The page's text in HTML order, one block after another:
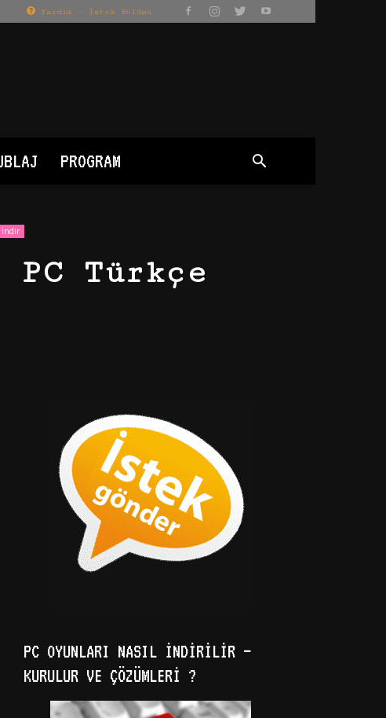
Yardım – İstek Bölümü
PROGRAM
İndir
Türkçe
PC OYUNLARI NASIL İNDIRILIR –
KURULUR VE ÇÖZÜMLERI ?